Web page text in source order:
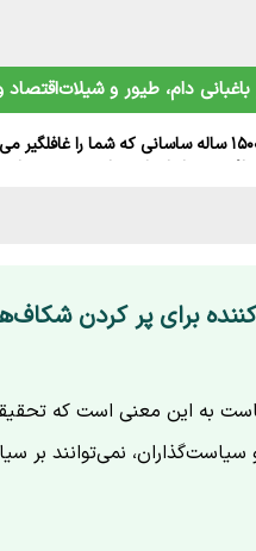
دام، طیور و شیلاتاقتصاد
مفیدتر است؟
جنگ است یا بی‌تدبیری؟ پاسخ
سهم ایران از دریای خزر چقدر
سوپرمارکت‌ها؛ دامی دلربا برای
برای پر کردن
به این معنی است که
سیاست‌گذاران، نمی‌توانند بر